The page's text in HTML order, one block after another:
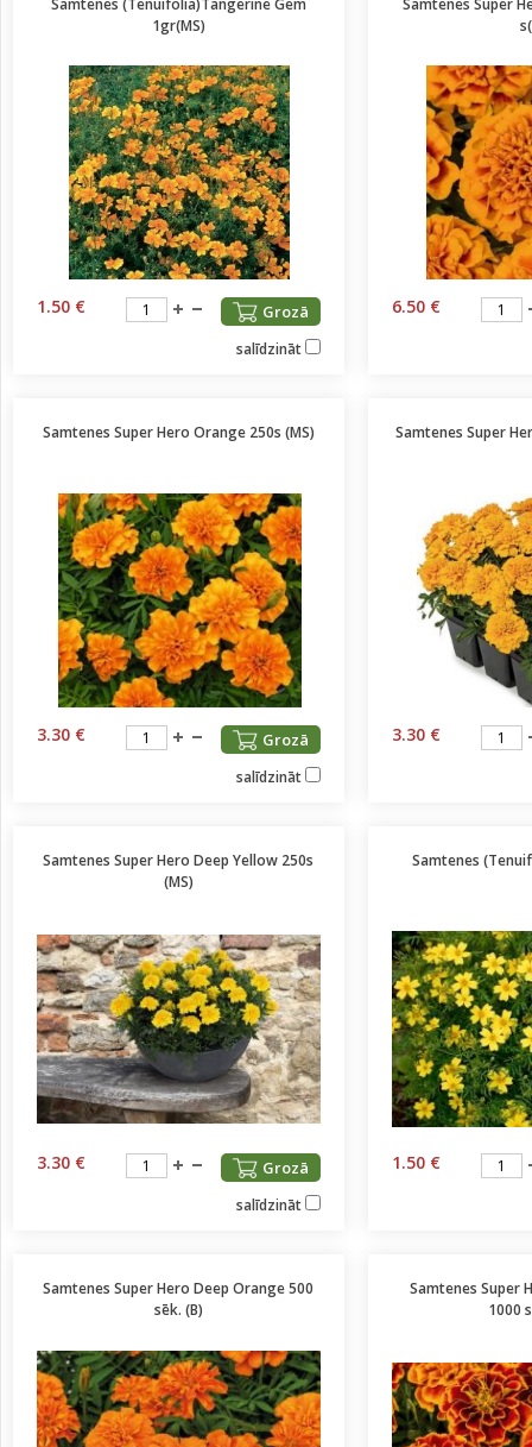
Samtenes (Tenuifolia)Tangerine Gem
1gr(MS)
1.50 € Grozā
salīdzināt
Samtenes Super
6.50 €
Samtenes Super Hero Orange 250s (MS)
3.30 € Grozā
salīdzināt
Samtenes Super
3.30 €
Samtenes Super Hero Deep Yellow 250s
(MS)
3.30 € Grozā
salīdzināt
Samtenes
1.50 €
Samtenes Super Hero Deep Orange 500
sēk. (B)
Samtenes Super
1000